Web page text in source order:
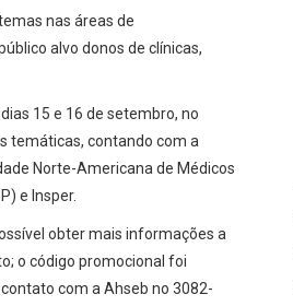
nas áreas de
alvo donos de clínicas,
15 e 16 de setembro, no
temáticas, contando com a
Norte-Americana de Médicos
e Insper.
obter mais informações a
o código promocional foi
com a Ahseb no 3082-